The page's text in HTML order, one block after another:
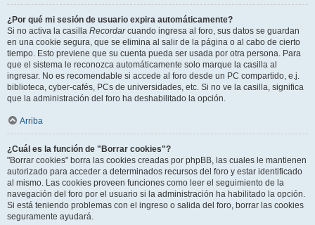
¿Por qué mi sesión de usuario expira automáticamente?
Si no activa la casilla Recordarcuando ingresa al foro, sus datos se guardan
en una cookie segura, que se elimina al salir de la página o al cabo de cierto
tiempo. Esto previene que su cuenta pueda ser usada por otra persona. Para
que el sistema le reconozca automáticamente solo marque la casilla al
ingresar. No es recomendable si accede al foro desde un PC compartido, e.j.
biblioteca, cyber-cafés, PCs de universidades, etc. Si no ve la casilla, significa
que la administración del foro ha deshabilitado la opción.
Arriba
¿Cuál es la función de "Borrar cookies"?
"Borrar cookies" borra las cookies creadas por phpBB, las cuales le mantienen
autorizado para acceder a determinados recursos del foro y estar identificado
al mismo. Las cookies proveen funciones como leer el seguimiento de la
navegación del foro por el usuario si la administración ha habilitado la opción.
Si está teniendo problemas con el ingreso o salida del foro, borrar las cookies
seguramente ayudará.